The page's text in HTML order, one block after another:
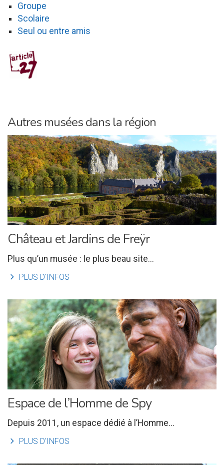
Groupe
Scolaire
Seul ou entre amis
Autres musées dans la région
Château et Jardins de Freÿr
Plus qu’un musée : le plus beau site...
l PLUS D'INFOS
Espace de l’Homme de Spy
Depuis 2011, un espace dédié à l’Homme...
l PLUS D'INFOS